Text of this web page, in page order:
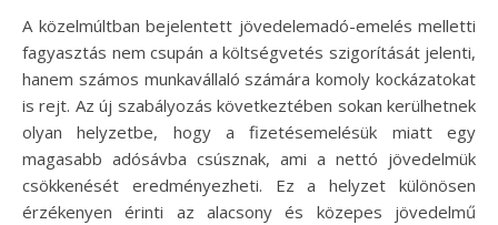
A közelmúltban bejelentett jövedelemadó-emelés melletti
fagyasztás nem csupán a költségvetés szigorítását jelenti,
hanem számos munkavállaló számára komoly kockázatokat
is rejt. Az új szabályozás következtében sokan kerülhetnek
olyan helyzetbe, hogy a fizetésemelésük miatt egy
magasabb adósávba csúsznak, ami a nettó jövedelmük
csökkenését eredményezheti. Ez a helyzet különösen
érzékenyen érinti az alacsony és közepes jövedelmű